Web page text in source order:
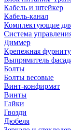
Кабель и штейкер
Кабель-канал
Комплектующие
Система
Диммер
Крепежная
Выпрямитель
Болты
Болты весовые
Винт-конфирмат
Винты
Гайки
Гвозди
Дюбеля